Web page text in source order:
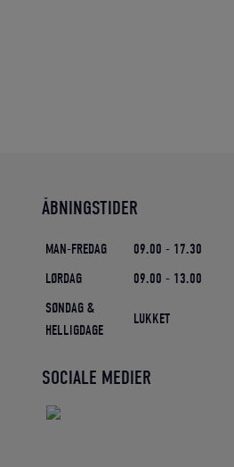
ÅBNINGSTIDER
MAN-FREDAG
09.00 - 17.30
LØRDAG
09.00 - 13.00
SØNDAG &
HELLIGDAGE
LUKKET
SOCIALE MEDIER